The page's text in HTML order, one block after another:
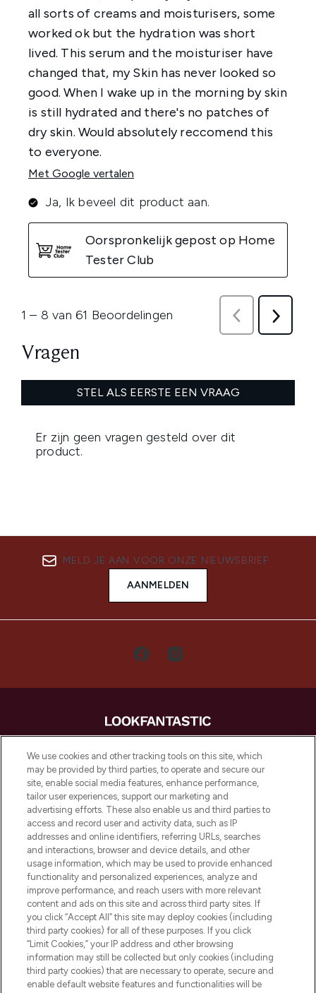
MELD JE AAN VOOR ONZE NIEUWSBRIEF
AANMELDEN
LOOKFANTASTIC is de ultieme online
beautybestemming van Europa, met de
beste huidverzorging, haarproducten en
make-up van meer dan 200 topmerken.
Shop online of via de app, met gratis
verzending vanaf €40.
Cookie-toestemming
Do Not Sell or Share My Personal
Information
HELP & INFORMATIE
BEDRIJFSINFORMATIE
We use cookies and other tracking tools on this site, which
may be provided by third parties, to operate and secure our
site, enable social media features, enhance performance,
tailor user experiences, support our marketing and
advertising efforts. These also enable us and third parties to
access and record user and activity data, such as IP
addresses and online identifiers, referring URLs, searches
and interactions, browser and device details, and other
usage information, which may be used to provide enhanced
functionality and personalized experiences, analyze and
improve performance, and reach users with more relevant
content and ads on this site and across third party sites. If
you click “Accept All” this site may deploy cookies (including
third party cookies) for all of these purposes. If you click
“Limit Cookies,” your IP address and other browsing
information may still be collected but only cookies (including
third party cookies) that are necessary to operate, secure and
enable default website features and functionalities will be